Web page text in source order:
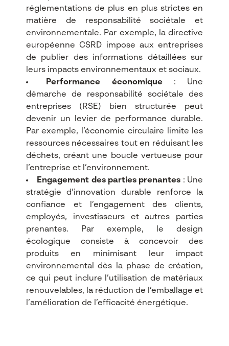
réglementations de plus en plus strictes en
matière de responsabilité sociétale et
environnementale. Par exemple, la directive
européenne CSRD impose aux entreprises
de publier des informations détaillées sur
leurs impacts environnementaux et sociaux.
Performance économique: Une
démarche de responsabilité sociétale des
entreprises (RSE) bien structurée peut
devenir un levier de performance durable.
Par exemple, l’économie circulaire limite les
ressources nécessaires tout en réduisant les
déchets, créant une boucle vertueuse pour
l’entreprise et l’environnement.
Engagement des parties prenantes : Une
stratégie d’innovation durable renforce la
confiance et l’engagement des clients,
employés, investisseurs et autres parties
prenantes. Par exemple, le design
écologique consiste à concevoir des
produits en minimisant leur impact
environnemental dès la phase de création,
ce qui peut inclure l’utilisation de matériaux
renouvelables, la réduction de l’emballage et
l’amélioration de l’efficacité énergétique.